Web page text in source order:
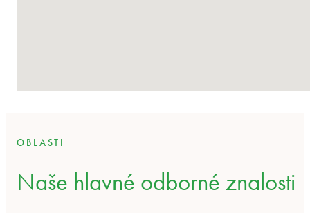
OBLASTI
Naše hlavné odborné znalosti